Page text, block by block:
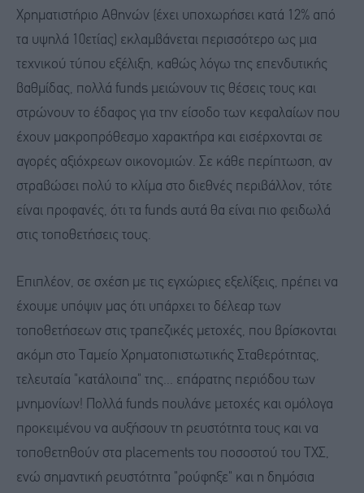
Χρηματιστήριο Αθηνών (έχει υποχωρήσει κατά 12% από
τα υψηλά 10ετίας) εκλαμβάνεται περισσότερο ως μια
τεχνικού τύπου εξέλιξη, καθώς λόγω της επενδυτικής
βαθμίδας, πολλά funds μειώνουν τις θέσεις τους και
στρώνουν το έδαφος για την είσοδο των κεφαλαίων που
έχουν μακροπρόθεσμο χαρακτήρα και εισέρχονται σε
αγορές αξιόχρεων οικονομιών. Σε κάθε περίπτωση, αν
στραβώσει πολύ το κλίμα στο διεθνές περιβάλλον, τότε
είναι προφανές, ότι τα funds αυτά θα είναι πιο φειδωλά
στις τοποθετήσεις τους.
Επιπλέον, σε σχέση με τις εγχώριες εξελίξεις, πρέπει να
έχουμε υπόψιν μας ότι υπάρχει το δέλεαρ των
τοποθετήσεων στις τραπεζικές μετοχές, που βρίσκονται
ακόμη στο Ταμείο Χρηματοπιστωτικής Σταθερότητας,
τελευταία "κατάλοιπα" της... επάρατης περιόδου των
μνημονίων! Πολλά funds πουλάνε μετοχές και ομόλογα
προκειμένου να αυξήσουν τη ρευστότητα τους και να
τοποθετηθούν στα placements του ποσοστού του ΤΧΣ,
ενώ σημαντική ρευστότητα "ρούφηξε" και η δημόσια